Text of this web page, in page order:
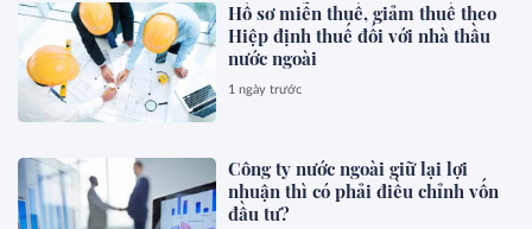
Hồ sơ miễn thuế, giảm thuế theo
Hiệp định thuế đối với nhà thầu
nước ngoài
1 ngày trước
Công ty nước ngoài giữ lại lợi
nhuận thì có phải điều chỉnh vốn
đầu tư?